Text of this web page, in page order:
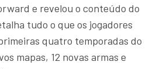
e revelou o conteúdo do
tudo o que os jogadores
quatro temporadas do
mapas, 12 novas armas e